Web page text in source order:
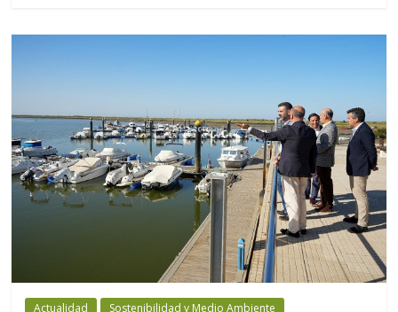
Actualidad Sostenibilidad y Medio Ambiente